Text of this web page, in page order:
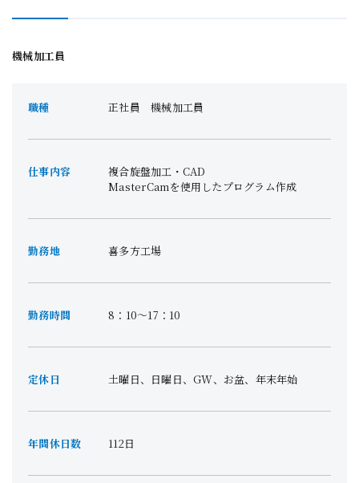
機械加工員
職種 正社員 機械加工員
仕事内容
複合旋盤加工・CAD
MasterCamを使用したプログラム作成
勤務地 喜多方工場
勤務時間 8：10～17：10
定休日 土曜日、日曜日、GW、お盆、年末年始
年間休日数 112日